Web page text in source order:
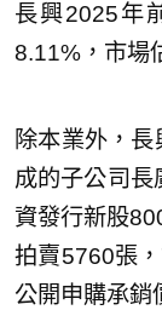
長興2025年
8.11%，市場
除本業外，
成的子公司長
資發行新股
拍賣5760張
公開申購承銷